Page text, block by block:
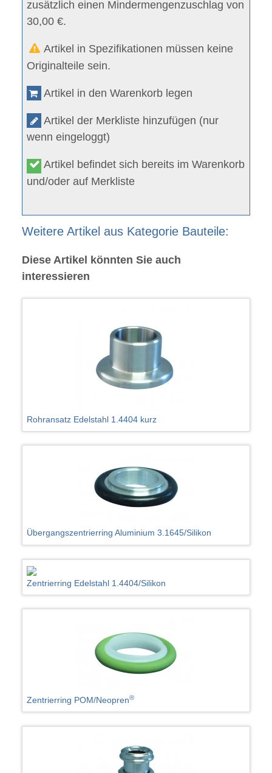
zusätzlich einen Mindermengenzuschlag von
30,00 €.
Artikel in Spezifikationen müssen keine
Originalteile sein.
Artikel in den Warenkorb legen
Artikel der Merkliste hinzufügen (nur
wenn eingeloggt)
Artikel befindet sich bereits im Warenkorb
und/oder auf Merkliste
Weitere Artikel aus Kategorie Bauteile:
Diese Artikel könnten Sie auch
interessieren
Rohransatz Edelstahl 1.4404 kurz
Übergangszentrierring Aluminium 3.1645/Silikon
Zentrierring Edelstahl 1.4404/Silikon
Zentrierring POM/Neopren®